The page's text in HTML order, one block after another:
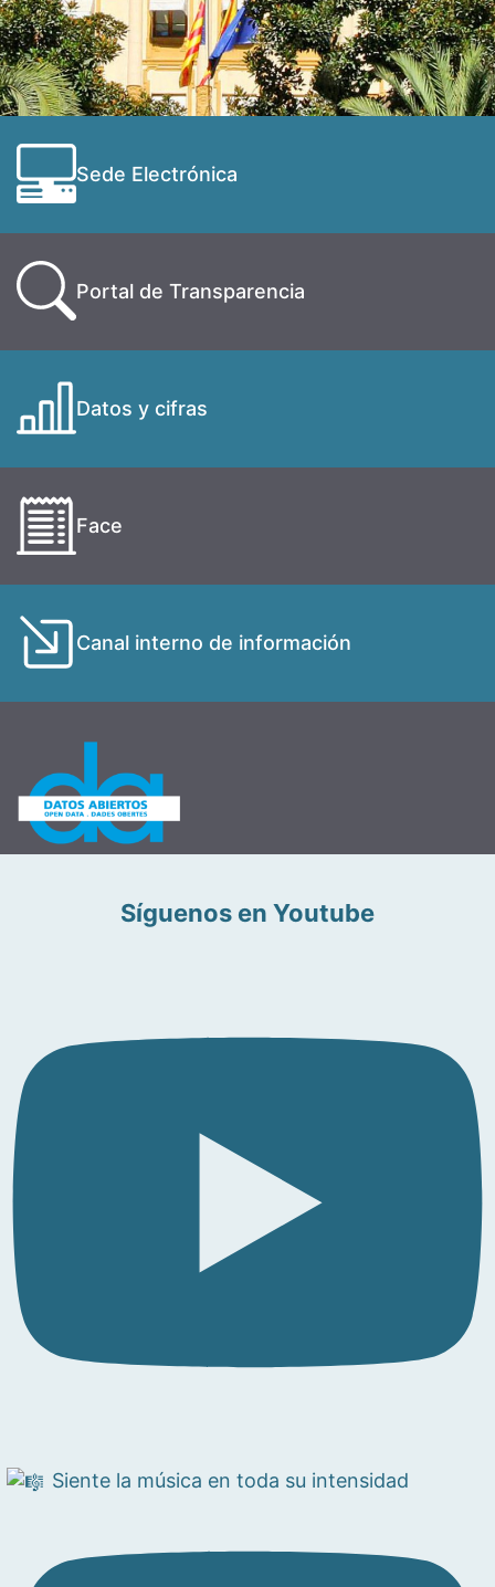
Sede Electrónica
Portal de Transparencia
Datos y cifras
Face
Canal interno de información
Síguenos en Youtube
Siente la música en toda su intensidad